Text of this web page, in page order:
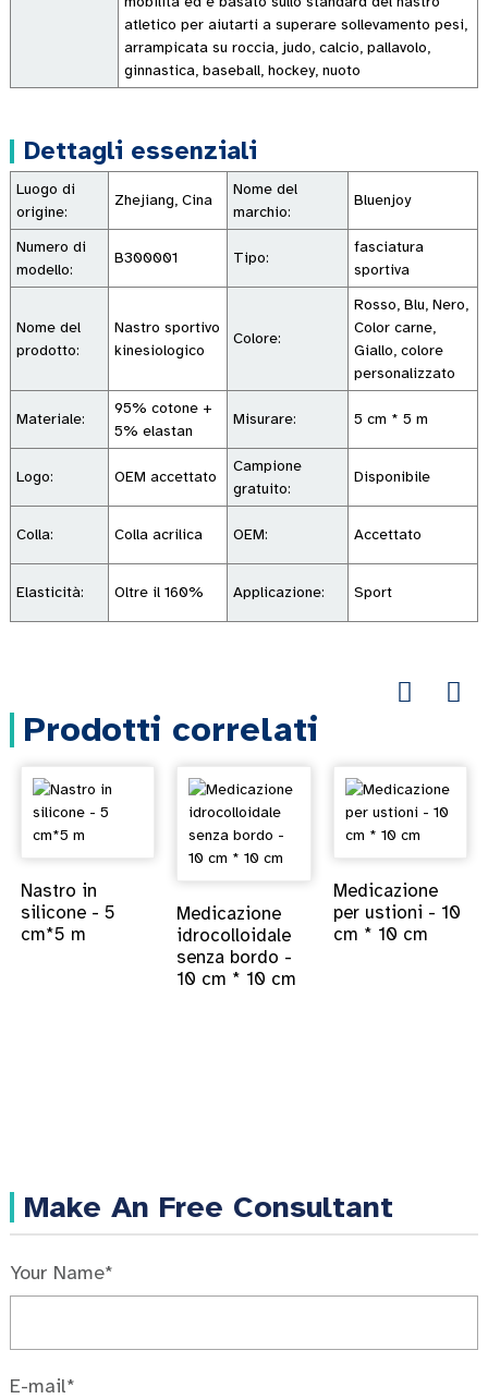
atletico per aiutarti a superare sollevamento pesi,
arrampicata su roccia, judo, calcio, pallavolo,
ginnastica, baseball, hockey, nuoto
Dettagli essenziali
Luogo di
origine:
Zhejiang, Cina
Nome del
marchio:
Bluenjoy
Numero di
modello:
B300001 Tipo:
fasciatura
sportiva
Nome del
prodotto:
Nastro sportivo
kinesiologico
Colore:
Rosso, Blu, Nero,
Color carne,
Giallo, colore
personalizzato
Materiale:
95% cotone +
5% elastan
Misurare: 5 cm * 5 m
Logo: OEM accettato
Campione
gratuito:
Disponibile
Colla: Colla acrilica OEM: Accettato
Elasticità: Oltre il 160% Applicazione: Sport
Prodotti correlati
Nastro in
silicone - 5
cm*5 m
Medicazione
idrocolloidale
senza bordo -
10 cm * 10 cm
Medicazione
per ustioni - 10
cm * 10 cm
Make An Free Consultant
Your Name*
E-mail*